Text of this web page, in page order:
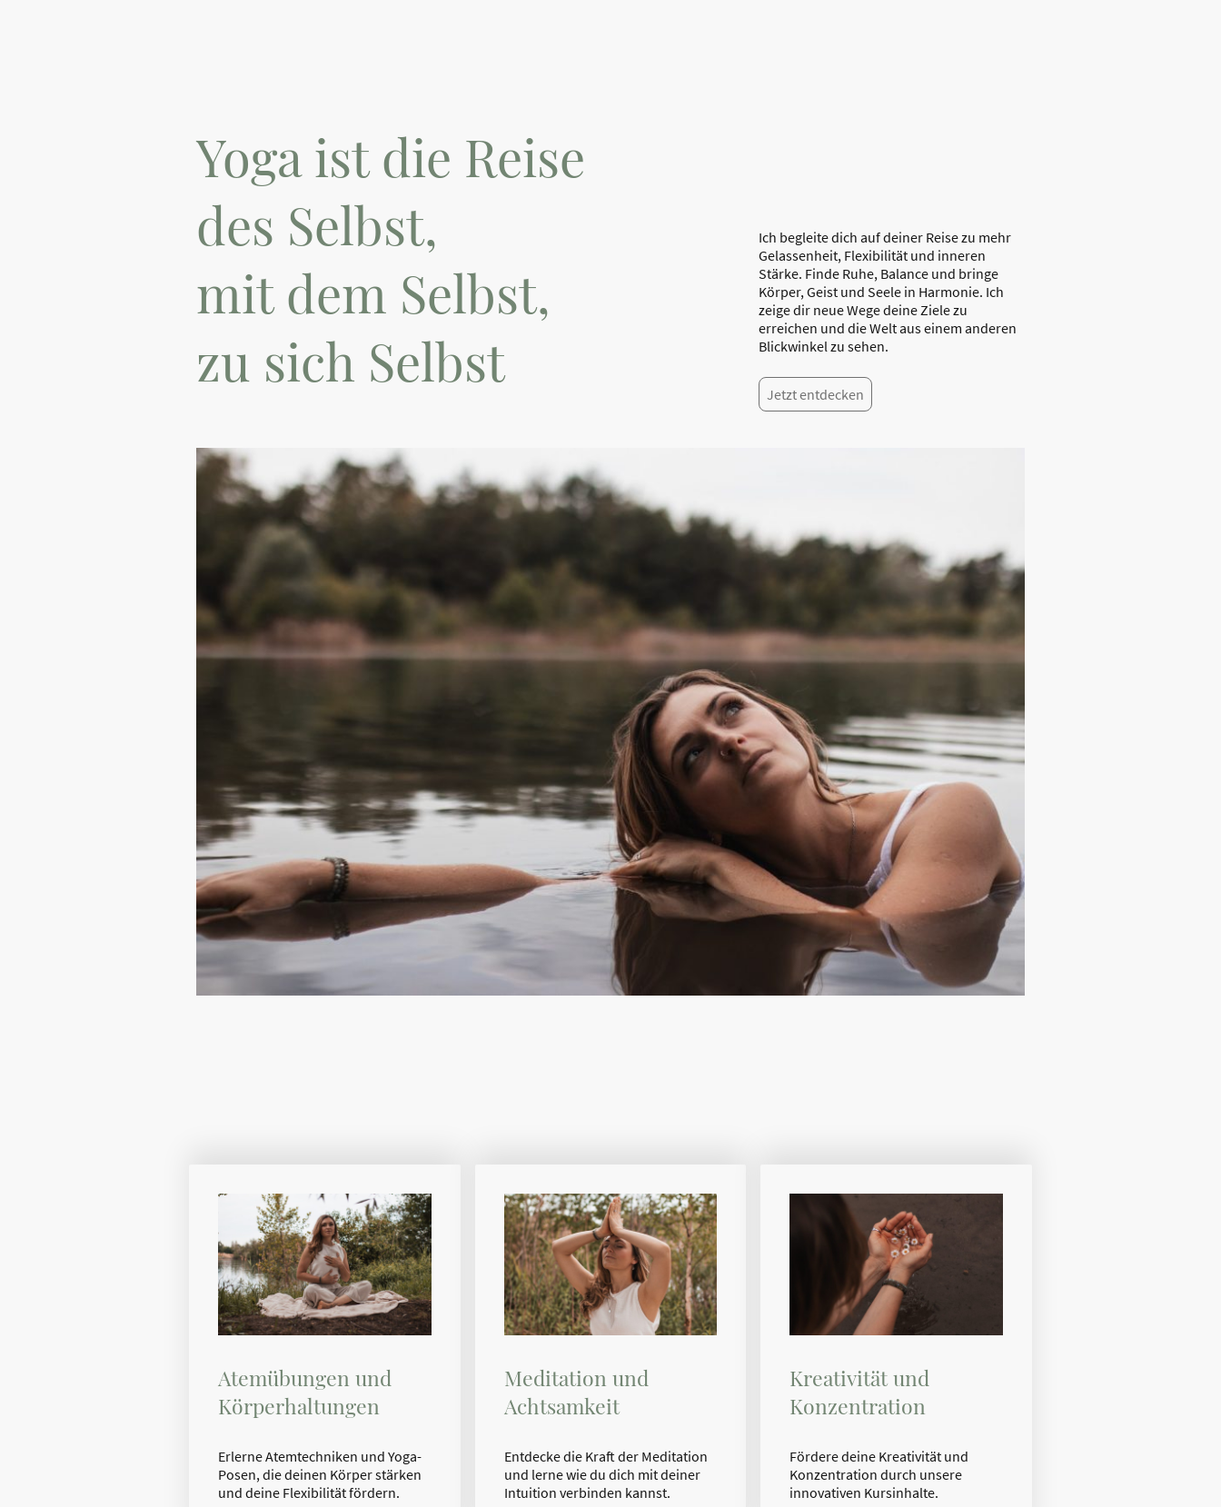
Yoga ist die Reise
des Selbst,
mit dem Selbst,
zu sich Selbst
Ich begleite dich auf deiner Reise zu mehr
Gelassenheit, Flexibilität und inneren
Stärke. Finde Ruhe, Balance und bringe
Körper, Geist und Seele in Harmonie. Ich
zeige dir neue Wege deine Ziele zu
erreichen und die Welt aus einem anderen
Blickwinkel zu sehen.
Jetzt entdecken
Atemübungen und
Körperhaltungen
Erlerne Atemtechniken und Yoga-
Posen, die deinen Körper stärken
und deine Flexibilität fördern.
Meditation und
Achtsamkeit
Entdecke die Kraft der Meditation
und lerne wie du dich mit deiner
Intuition verbinden kannst.
Kreativität und
Konzentration
Fördere deine Kreativität und
Konzentration durch unsere
innovativen Kursinhalte.